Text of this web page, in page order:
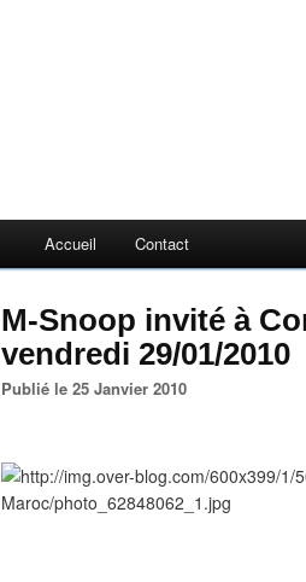
Accueil Contact
M-Snoop invité à
vendredi 29/01/2010
Publié le 25 Janvier 2010